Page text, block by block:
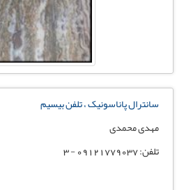
سانترال پاناسونیک ، تلفن بیسیم
مهدی محمدی
تلفن: 09121779037 - 3